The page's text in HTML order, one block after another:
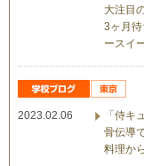
大注目
3ヶ月
ースイ
2023.02.06
「侍キ
骨伝導
料理か